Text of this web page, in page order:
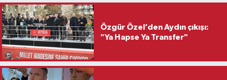
Özgür Özel’den Aydın çıkışı:
"Ya Hapse Ya Transfer"